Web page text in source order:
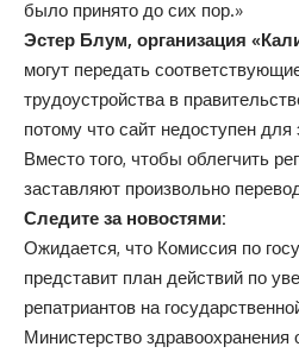
было принято до сих пор.»
Эстер Блум, организация
могут передать
трудоустройства в
потому что сайт недоступен для
Вместо того, чтобы облегчить
заставляют произвольно
Следите за новостями:
Ожидается, что Комиссия по
представит план действий по
репатриантов на
Министерство здравоохранения